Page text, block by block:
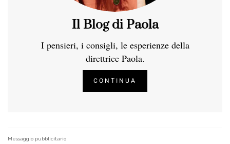
Il Blog di Paola
I pensieri, i consigli, le esperienze della
direttrice Paola.
CONTINUA
Messaggio pubblicitario